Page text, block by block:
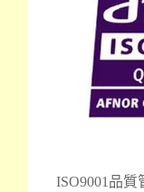
ISO9001品質